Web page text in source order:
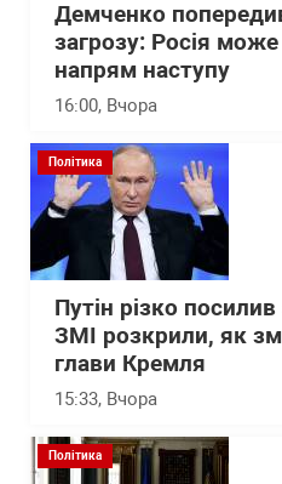
Демченко
загрозу: Росія
напрям наступу
16:00, Вчора
Політика
Путін різко
ЗМІ розкрили, як
глави Кремля
15:33, Вчора
Політика